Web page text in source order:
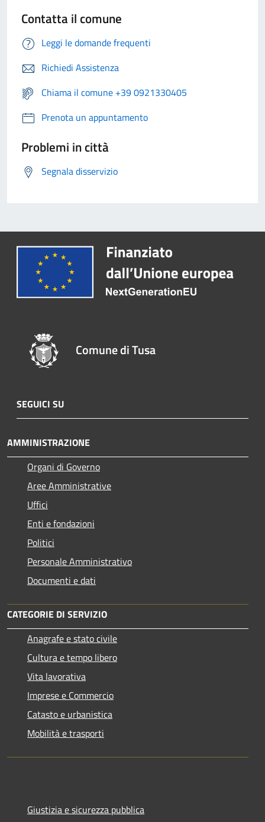
Contatta il comune
Leggi le domande frequenti
Richiedi Assistenza
Chiama il comune +39 0921330405
Prenota un appuntamento
Problemi in città
Segnala disservizio
Comune di Tusa
SEGUICI SU
AMMINISTRAZIONE
Organi di Governo
Aree Amministrative
Uffici
Enti e fondazioni
Politici
Personale Amministrativo
Documenti e dati
CATEGORIE DI SERVIZIO
Anagrafe e stato civile
Cultura e tempo libero
Vita lavorativa
Imprese e Commercio
Catasto e urbanistica
Mobilità e trasporti
Giustizia e sicurezza pubblica